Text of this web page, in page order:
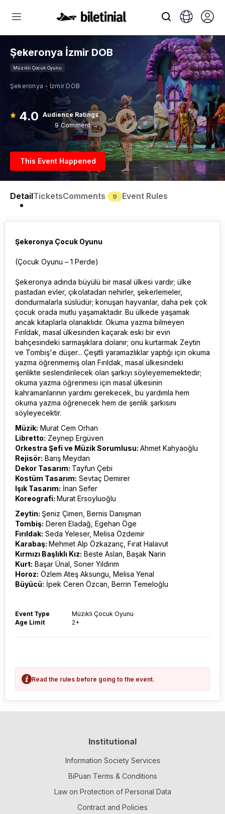
Şekeronya İzmir DOB
Müzikli Çocuk Oyunu
Şekeronya - İzmir DOB
4.0 Audience Ratings
9 Comment →
This Event Happened
DetailTicketsComments 9 Event Rules
Şekeronya Çocuk Oyunu
(Çocuk Oyunu – 1 Perde)
Şekeronya adında büyülü bir masal ülkesi vardır; ülke
pastadan evler, çikolatadan nehirler, şekerlemeler,
dondurmalarla süslüdür; konuşan hayvanlar, daha pek çok
çocuk orada mutlu yaşamaktadır. Bu ülkede yaşamak
ancak kitaplarla olanaklıdır. Okuma yazma bilmeyen
Fırıldak, masal ülkesinden kaçarak eski bir evin
bahçesindeki sarmaşıklara dolanır; onu kurtarmak Zeytin
ve Tombiş'e düşer... Çeşitli yaramazlıklar yaptığı için okuma
yazma öğrenmemiş olan Fırıldak, masal ülkesindeki
şenlikte seslendirilecek olan şarkıyı söyleyememektedir;
okuma yazma öğrenmesi için masal ülkesinin
kahramanlarının yardımı gerekecek, bu yardımla hem
okuma yazma öğrenecek hem de şenlik şarkısını
söyleyecektir.
Müzik: Murat Cem Orhan
Libretto: Zeynep Ergüven
Orkestra Şefi ve Müzik Sorumlusu: Ahmet Kahyaoğlu
Rejisör: Barış Meydan
Dekor Tasarım: Tayfun Çebi
Kostüm Tasarım: Sevtaç Demirer
Işık Tasarım: İnan Sefer
Koreografi: Murat Ersoyluoğlu
Zeytin: Şeniz Çimen, Bernis Danışman
Tombiş: Deren Eladağ, Egehan Öge
Fırıldak: Seda Yeleser, Melisa Özdemir
Karabaş: Mehmet Alp Özkazanç, Fırat Halavut
Kırmızı Başlıklı Kız: Beste Aslan, Başak Narin
Kurt: Başar Ünal, Soner Yıldırım
Horoz: Özlem Ateş Aksungu, Melisa Yenal
Büyücü: İpek Ceren Özcan, Berrin Temeloğlu
Event Type
Müzikli Çocuk Oyunu
Age Limit
2+
Read the rules before going to the event.
Institutional
Information Society Services
BiPuan Terms & Conditions
Law on Protection of Personal Data
Contract and Policies